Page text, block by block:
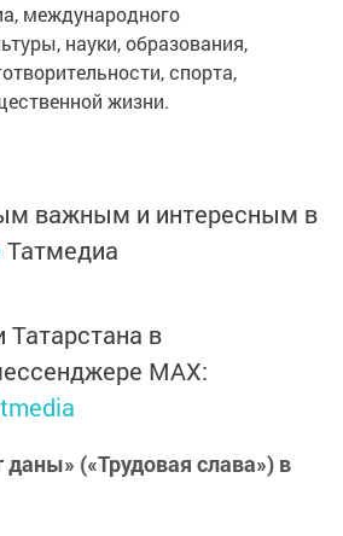
международного
науки, образования,
спорта,
жизни.
важным и интересным в
Татмедиа
Татарстана в
MАХ:
(«Трудовая слава») в